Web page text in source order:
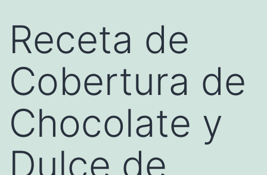
Receta de
Cobertura de
Chocolate y
Dulce de